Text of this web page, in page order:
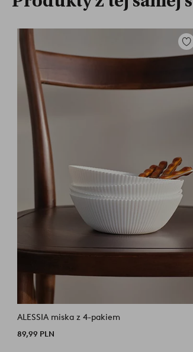
do
ALESSIA miska z 4-pakiem
89,99 PLN